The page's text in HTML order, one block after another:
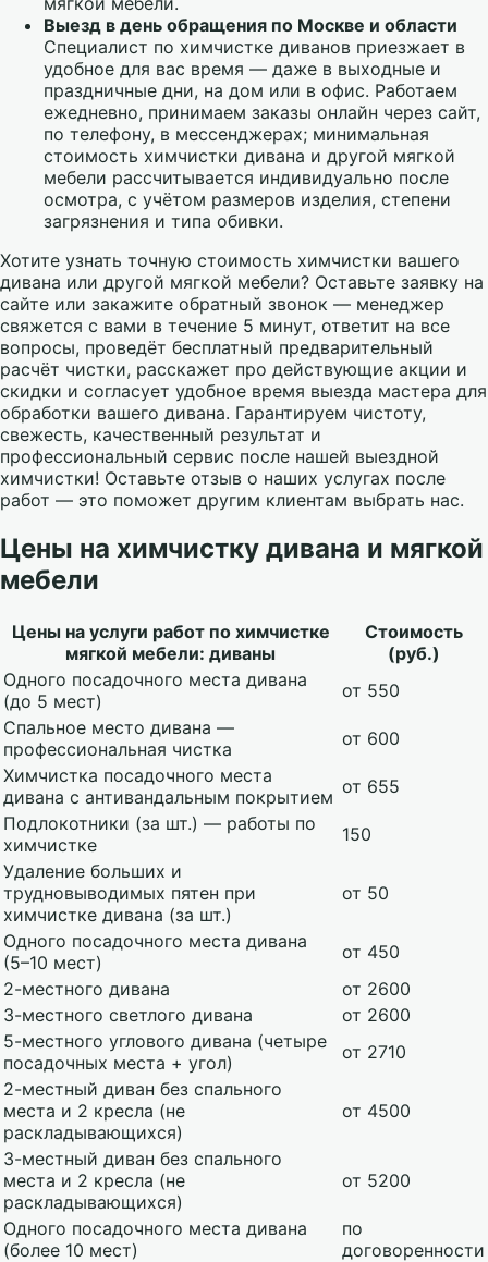
Выезд в день обращения по Москве и области
Специалист по химчистке диванов приезжает в
удобное для вас время — даже в выходные и
праздничные дни, на дом или в офис. Работаем
ежедневно, принимаем заказы онлайн через сайт,
по телефону, в мессенджерах; минимальная
стоимость химчистки дивана и другой мягкой
мебели рассчитывается индивидуально после
осмотра, с учётом размеров изделия, степени
загрязнения и типа обивки.
Хотите узнать точную стоимость химчистки вашего
дивана или другой мягкой мебели? Оставьте заявку на
сайте или закажите обратный звонок — менеджер
свяжется с вами в течение 5 минут, ответит на все
вопросы, проведёт бесплатный предварительный
расчёт чистки, расскажет про действующие акции и
скидки и согласует удобное время выезда мастера для
обработки вашего дивана. Гарантируем чистоту,
свежесть, качественный результат и
профессиональный сервис после нашей выездной
химчистки! Оставьте отзыв о наших услугах после
работ — это поможет другим клиентам выбрать нас.
Цены на химчистку дивана и мягкой
мебели
Цены на услуги работ по химчистке
мягкой мебели: диваны
Стоимость
(руб.)
Одного посадочного места дивана
(до 5 мест)
от 550
Спальное место дивана —
профессиональная чистка
от 600
Химчистка посадочного места
дивана с антивандальным покрытием от 655
Подлокотники (за шт.) — работы по
химчистке
150
Удаление больших и
трудновыводимых пятен при
химчистке дивана (за шт.)
от 50
Одного посадочного места дивана
(5–10 мест)
от 450
2-местного дивана
от 2600
3-местного светлого дивана
от 2600
5-местного углового дивана (четыре
посадочных места + угол)
от 2710
2-местный диван без спального
места и 2 кресла (не
раскладывающихся)
от 4500
3-местный диван без спального
места и 2 кресла (не
раскладывающихся)
от 5200
Одного посадочного места дивана
(более 10 мест)
по
договоренности